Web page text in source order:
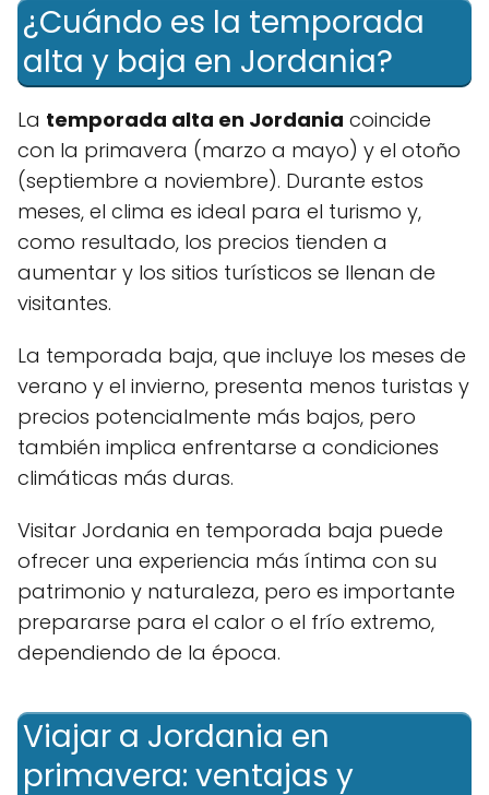
¿Cuándo es la temporada
alta y baja en Jordania?
La temporada alta en Jordania coincide
con la primavera (marzo a mayo) y el otoño
(septiembre a noviembre). Durante estos
meses, el clima es ideal para el turismo y,
como resultado, los precios tienden a
aumentar y los sitios turísticos se llenan de
visitantes.
La temporada baja, que incluye los meses de
verano y el invierno, presenta menos turistas y
precios potencialmente más bajos, pero
también implica enfrentarse a condiciones
climáticas más duras.
Visitar Jordania en temporada baja puede
ofrecer una experiencia más íntima con su
patrimonio y naturaleza, pero es importante
prepararse para el calor o el frío extremo,
dependiendo de la época.
Viajar a Jordania en
primavera: ventajas y